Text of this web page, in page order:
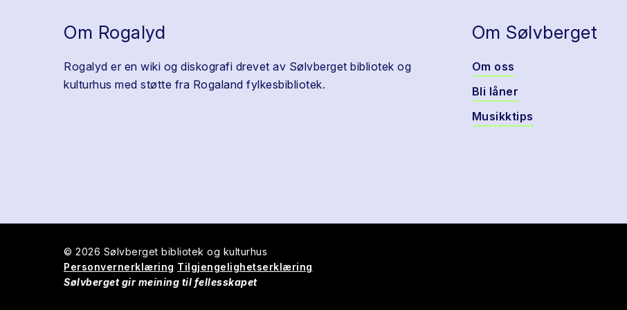
Om Rogalyd
Rogalyd er en wiki og diskografi drevet av Sølvberget bibliotek og
kulturhus med støtte fra Rogaland fylkesbibliotek.
Om Sølvberget
Om oss
Bli låner
Musikktips
© 2026 Sølvberget bibliotek og kulturhus
Personvernerklæring Tilgjengelighetserklæring
Sølvberget gir meining til fellesskapet